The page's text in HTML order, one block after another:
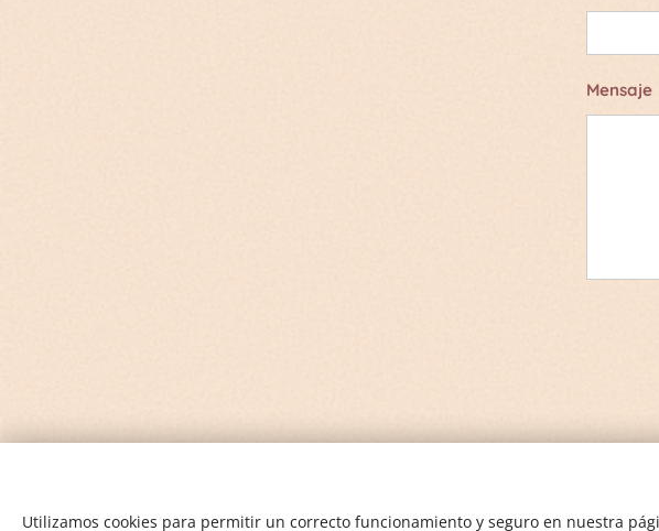
Mensaje
Utilizamos cookies para permitir un correcto funcionamiento y seguro en nuestra